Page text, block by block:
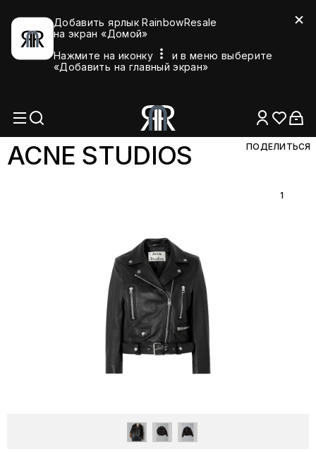
Добавить ярлык RainbowResale
на экран «Домой»
Нажмите на иконку
и в меню выберите
«Добавить на главный экран»
ACNE STUDIOS ПОДЕЛИТЬСЯ
1